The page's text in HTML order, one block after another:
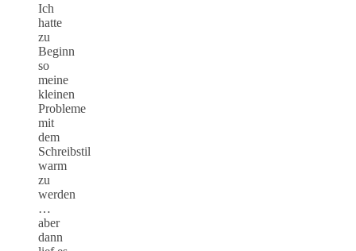
Ich
hatte
zu
Beginn
so
meine
kleinen
Probleme
mit
dem
Schreibstil
warm
zu
werden
…
aber
dann